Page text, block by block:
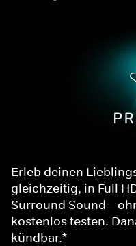
Erleb deinen
gleichzeitig, in Full
Surround Sound –
kostenlos testen.
kündbar.*